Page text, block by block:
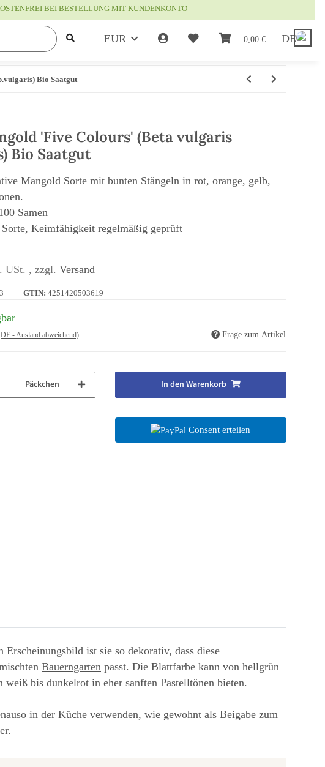
BEI BESTELLUNG MIT KUNDENKONTO
EUR 0,00 € DE
Bio Saatgut
'Five Colours' (Beta vulgaris
Bio Saatgut
Mangold Sorte mit bunten Stängeln in rot, orange, gelb,
Samen
Sorte, Keimfähigkeit regelmäßig geprüft
USt. , zzgl. Versand
GTIN: 4251420503619
- Ausland abweichend) Frage zum Artikel
Päckchen In den Warenkorb
Consent erteilen
ist sie so dekorativ, dass diese
Bauerngarten passt. Die Blattfarbe kann von hellgrün
bis dunkelrot in eher sanften Pastelltönen bieten.
in der Küche verwenden, wie gewohnt als Beigabe zum